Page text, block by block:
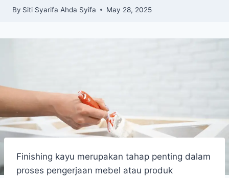
By Siti Syarifa Ahda Syifa May 28, 2025
Finishing kayu merupakan tahap penting dalam
proses pengerjaan mebel atau produk